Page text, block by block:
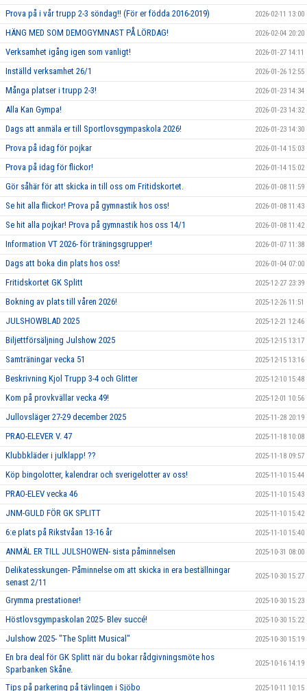
Prova på i vår trupp 2-3 söndag!! (För er födda 2016-2019) 2026-02-11 13:00
HÄNG MED SOM DEMOGYMNAST PÅ LÖRDAG! 2026-02-04 20:20
Verksamhet igång igen som vanligt! 2026-01-27 14:11
Inställd verksamhet 26/1 2026-01-26 12:55
Många platser i trupp 2-3! 2026-01-23 14:34
Alla Kan Gympa! 2026-01-23 14:32
Dags att anmäla er till Sportlovsgympaskola 2026! 2026-01-23 14:30
Prova på idag för pojkar 2026-01-14 15:03
Prova på idag för flickor! 2026-01-14 15:02
Gör såhär för att skicka in till oss om Fritidskortet. 2026-01-08 11:59
Se hit alla flickor! Prova på gymnastik hos oss! 2026-01-08 11:43
Se hit alla pojkar! Prova på gymnastik hos oss 14/1 2026-01-08 11:42
Information VT 2026- för träningsgrupper! 2026-01-07 11:38
Dags att boka din plats hos oss! 2026-01-04 07:00
Fritidskortet GK Splitt 2025-12-27 23:39
Bokning av plats till våren 2026! 2025-12-26 11:51
JULSHOWBLAD 2025 2025-12-21 12:46
Biljettförsäljning Julshow 2025 2025-12-15 13:17
Samträningar vecka 51 2025-12-15 13:16
Beskrivning Kjol Trupp 3-4 och Glitter 2025-12-10 15:48
Kom på provkvällar vecka 49! 2025-12-01 10:56
Jullovsläger 27-29 december 2025 2025-11-28 20:19
PRAO-ELEVER V. 47 2025-11-18 10:08
Klubbkläder i julklapp! ?? 2025-11-18 09:57
Köp bingolotter, kalendrar och sverigelotter av oss! 2025-11-10 15:44
PRAO-ELEV vecka 46 2025-11-10 15:43
JNM-GULD FÖR GK SPLITT 2025-11-10 15:42
6:e plats på Rikstvåan 13-16 år 2025-11-10 15:40
ANMÄL ER TILL JULSHOWEN- sista påminnelsen 2025-10-31 08:00
Delikatesskungen- Påminnelse om att skicka in era beställningar
senast 2/11
2025-10-30 15:27
Grymma prestationer! 2025-10-30 15:23
Höstlovsgympaskolan 2025- Blev succé! 2025-10-30 15:22
Julshow 2025- "The Splitt Musical" 2025-10-30 15:19
En bra deal för GK Splitt när du bokar rådgivningsmöte hos
Sparbanken Skåne.
2025-10-16 14:19
Tips på parkering på tävlingen i Sjöbo 2025-10-11 10:15